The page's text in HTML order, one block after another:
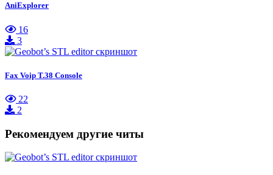
AniExplorer
16
3
Fax Voip T.38 Console
22
2
Рекомендуем другие читы